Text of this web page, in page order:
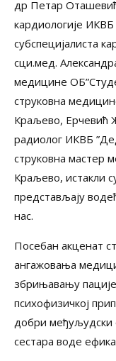
др Петар
кардиологије
субспецијалиста
сци.мед.
медицине
струковна
Краљево, Ерчевић
радиолог ИКВБ
струковна мастер
Краљево, истакли
представљају
нас.
Посебан акценат
ангажовања
збрињавању
психофизичкој
добри међуљудски
сестара воде